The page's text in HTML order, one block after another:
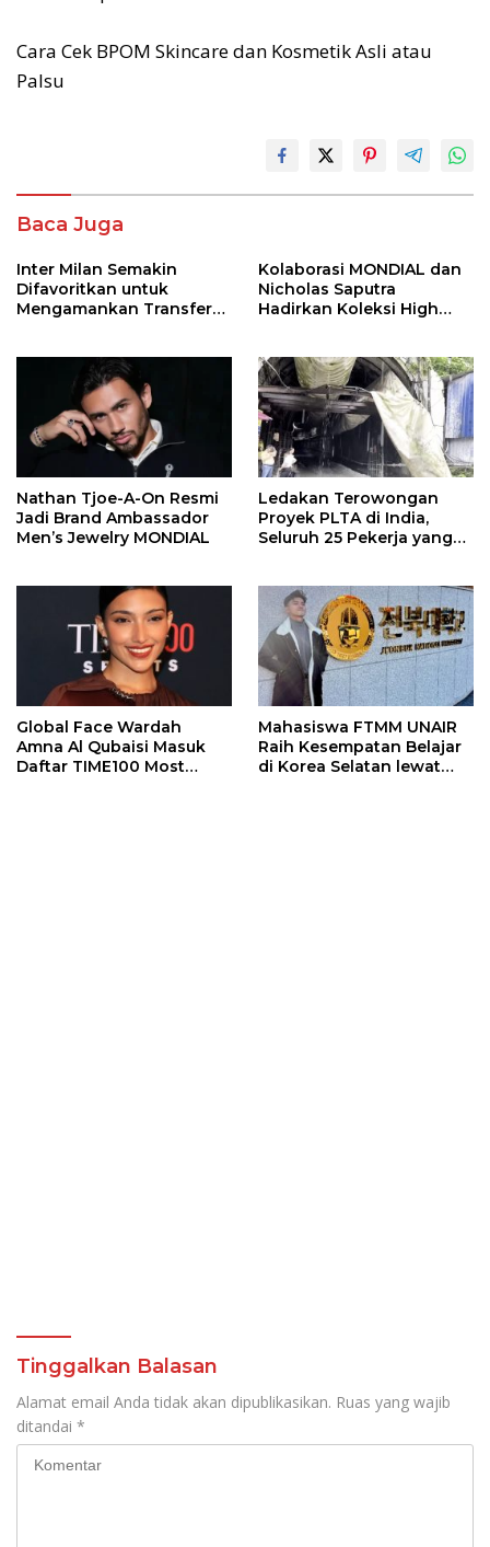
Cara Cek BPOM Skincare dan Kosmetik Asli atau
Palsu
Baca Juga
Inter Milan Semakin
Difavoritkan untuk
Mengamankan Transfer
Kolaborasi MONDIAL dan
Nicholas Saputra
Hadirkan Koleksi High
Nathan Tjoe-A-On Resmi
Jadi Brand Ambassador
Men’s Jewelry MONDIAL
Ledakan Terowongan
Proyek PLTA di India,
Seluruh 25 Pekerja yang
Global Face Wardah
Amna Al Qubaisi Masuk
Daftar TIME100 Most
Mahasiswa FTMM UNAIR
Raih Kesempatan Belajar
di Korea Selatan lewat
Tinggalkan Balasan
Alamat email Anda tidak akan dipublikasikan. Ruas yang wajib
ditandai *